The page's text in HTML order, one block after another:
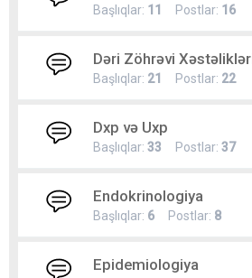
Başlıqlar: 11 Postlar: 16
Dəri Zöhrəvi
Başlıqlar: 21 Postlar: 22
Dxp və Uxp
Başlıqlar: 33 Postlar: 37
Endokrinologiya
Başlıqlar: 6 Postlar: 8
Epidemiologiya